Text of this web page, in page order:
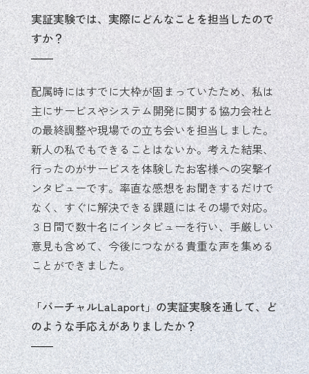
実証実験では、実際にどんなことを担当したので
すか？
配属時にはすでに大枠が固まっていたため、私は
主にサービスやシステム開発に関する協力会社と
の最終調整や現場での立ち会いを担当しました。
新人の私でもできることはないか。考えた結果、
行ったのがサービスを体験したお客様への突撃イ
ンタビューです。率直な感想をお聞きするだけで
なく、すぐに解決できる課題にはその場で対応。
３日間で数十名にインタビューを行い、手厳しい
意見も含めて、今後につながる貴重な声を集める
ことができました。
「バーチャルLaLaport」の実証実験を通して、ど
のような手応えがありましたか？